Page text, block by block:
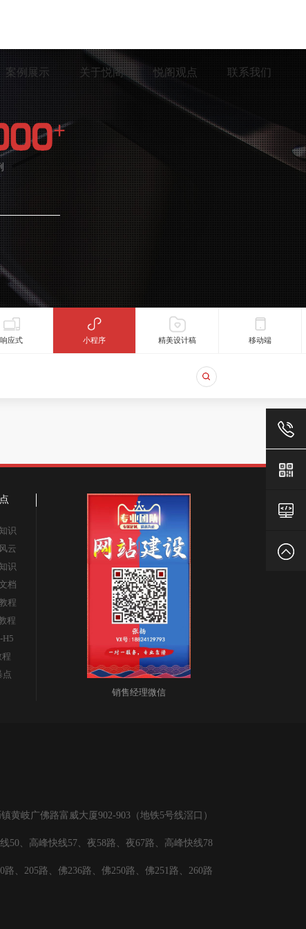
案例展示 关于悦阁 悦阁观点 联系我们
响应式 小程序 精美设计稿 移动端
识
云
识
档
程
程
H5
程
点
销售经理微信
黄岐广佛路富威大厦902-903（地铁5号线滘口）
50、高峰快线57、夜58路、夜67路、高峰快线78
路、205路、佛236路、佛250路、佛251路、260路